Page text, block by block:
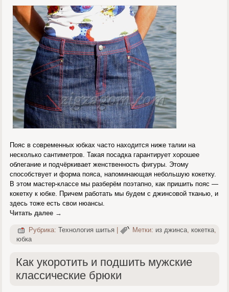
Пояс в современных юбках часто находится ниже талии на
несколько сантиметров. Такая посадка гарантирует хорошее
облегание и подчёркивает женственность фигуры. Этому
способствует и форма пояса, напоминающая небольшую кокетку.
В этом мастер-классе мы разберём поэтапно, как пришить пояс —
кокетку к юбке. Причем работать мы будем с джинсовой тканью, и
здесь тоже есть свои нюансы.
Читать далее →
Рубрика: Технология шитья | Метки: из джинса, кокетка,
юбка
Как укоротить и подшить мужские
классические брюки